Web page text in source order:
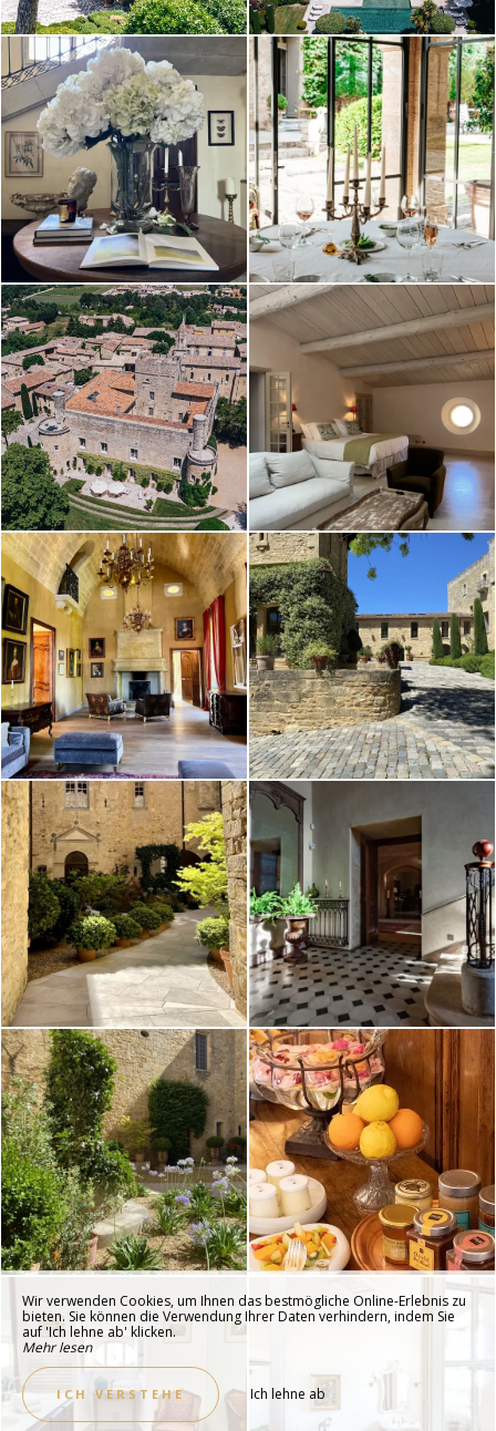
Wir verwenden Cookies, um Ihnen das bestmögliche Online-Erlebnis zu
bieten. Sie können die Verwendung Ihrer Daten verhindern, indem Sie
auf 'Ich lehne ab' klicken.
Mehr lesen
ICH VERSTEHE Ich lehne ab